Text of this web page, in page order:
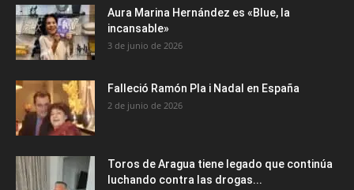
Aura Marina Hernández es «Blue, la
incansable»
3 de junio de 2026
Falleció Ramón Pla i Nadal en España
2 de junio de 2026
Toros de Aragua tiene legado que continúa
luchando contra las drogas...